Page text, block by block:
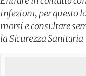
infezioni, per questo
morsi e consultare
la Sicurezza Sanitaria